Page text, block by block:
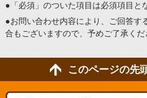
●「必須」のついた項目は必須項目と
●お問い合わせ内容により、ご回答す
合もございますので、予めご了承くだ
このページの先